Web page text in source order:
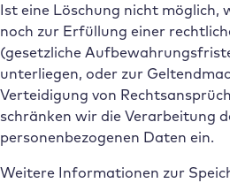
Ist eine Löschung nicht möglich,
noch zur Erfüllung einer
(gesetzliche
unterliegen, oder zur
Verteidigung von
schränken wir die Verarbeitung
personenbezogenen Daten ein.
Weitere Informationen zur